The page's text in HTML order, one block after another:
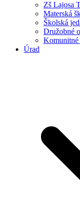
Zš Lajosa
Materská
Školská
Družobné
Komunitné
Úrad